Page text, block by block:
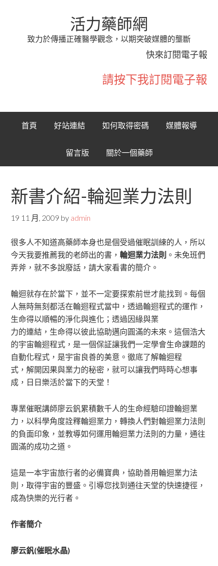
活力藥師網
致力於傳播正確醫學觀念，以期突破媒體的壟斷
快來訂閱電子報
請按下我訂閱電子報
首頁 好站連結 如何取得密碼 媒體報導
留言版 關於一個藥師
新書介紹-輪迴業力法則
19 11 月, 2009 by admin
很多人不知道高藥師本身也是個受過催眠訓練的人，所以
今天我要推薦我的老師出的書，輪迴業力法則 。未免班們
弄斧，就不多說廢話，請大家看書的簡介。
輪迴就存在於當下，並不一定要探索前世才能找到。每個
人無時無刻都活在輪迴程式當中，透過輪迴程式的運作，
生命得以順暢的淨化與進化；透過因緣與業
力的連結，生命得以彼此協助邁向圓滿的未來。這個浩大
的宇宙輪迴程式，是一個保証讓我們一定學會生命課題的
自動化程式，是宇宙良善的美意。徹底了解輪迴程
式，解開因果與業力的秘密，就可以讓我們時時心想事
成，日日樂活於當下的天堂！
專業催眠講師廖云釩累積數千人的生命經驗印證輪迴業
力，以科學角度詮釋輪迴業力，轉換人們對輪迴業力法則
的負面印象，並教導如何運用輪迴業力法則的力量，通往
圓滿的成功之道。
這是一本宇宙旅行者的必備寶典，協助善用輪迴業力法
則，取得宇宙的豐盛。引導您找到通往天堂的快速捷徑，
成為快樂的光行者。
作者簡介
廖云釩(催眠水晶)